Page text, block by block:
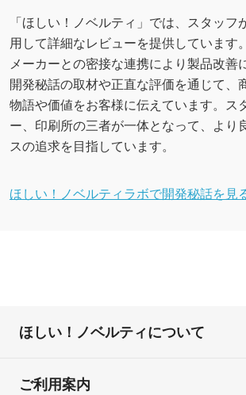
「ほしい！ノベルティ」では、スタッフ
用して詳細なレビューを提供しています。
メーカーとの密接な連携により製品改善
開発秘話の取材や正直な評価を通じて、
物語や価値をお客様に伝えています。ス
ー、印刷所の三者が一体となって、より
スの追求を目指しています。
ほしい！ノベルティラボで開発秘話を見
ほしい！ノベルティについて
ご利用案内